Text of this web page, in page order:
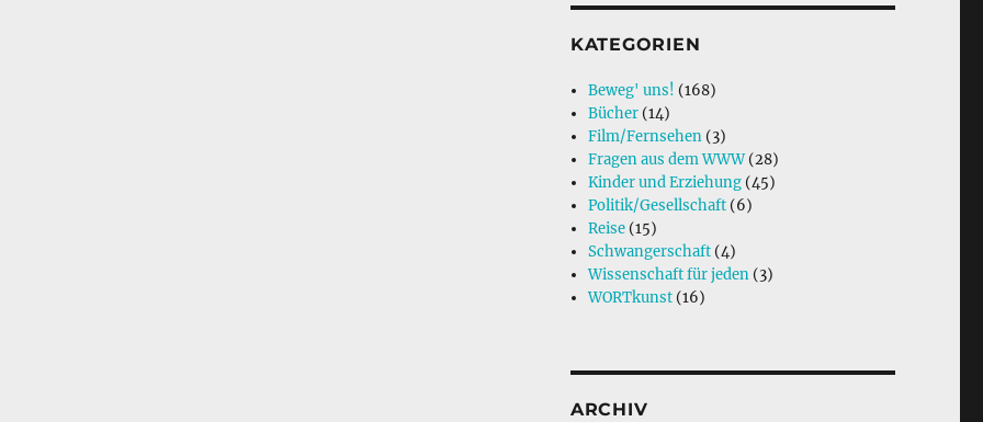
KATEGORIEN
Beweg' uns! (168)
Bücher (14)
Film/Fernsehen (3)
Fragen aus dem WWW(28)
Kinder und Erziehung (45)
Politik/Gesellschaft (6)
Reise (15)
Schwangerschaft (4)
Wissenschaft für jeden (3)
WORTkunst (16)
ARCHIV